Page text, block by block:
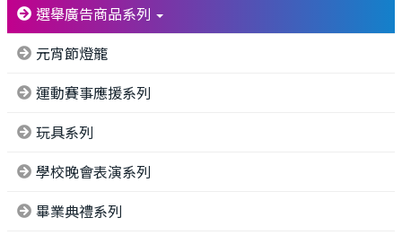
選舉廣告商品系列
元宵節燈籠
運動賽事應援系列
玩具系列
學校晚會表演系列
畢業典禮系列